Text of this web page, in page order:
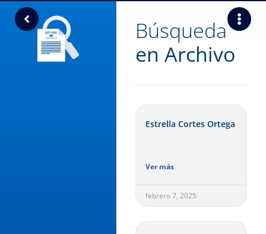
Búsqueda
en Archivo
Estrella Cortes Ortega
Ver más
febrero 7, 2025